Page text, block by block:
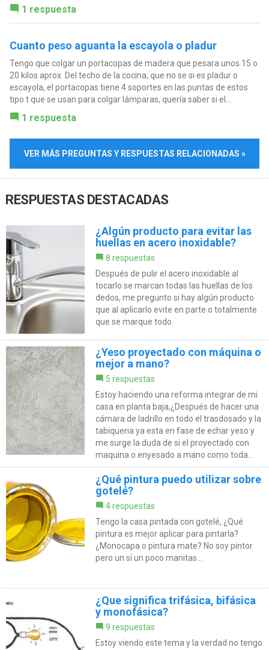
1 respuesta
Cuanto peso aguanta la escayola o pladur
Tengo que colgar un portacopas de madera que pesara unos 15 o
20 kilos aprox. Del techo de la cocina, que no se si es pladur o
escayola, el portacopas tiene 4 soportes en las puntas de estos
tipo t que se usan para colgar lámparas, quería saber si el...
1 respuesta
VER MÁS PREGUNTAS Y RESPUESTAS RELACIONADAS »
RESPUESTAS DESTACADAS
¿Algún producto para evitar las
huellas en acero inoxidable?
8 respuestas
Después de pulir el acero inoxidable al
tocarlo se marcan todas las huellas de los
dedos, me pregunto si hay algún producto
que al aplicarlo evite en parte o totalmente
que se marque todo.
¿Yeso proyectado con máquina o
mejor a mano?
5 respuestas
Estoy haciendo una reforma integrar de mi
casa en planta baja,¿Después de hacer una
cámara de ladrillo en todo el trasdosado y la
tabiqueria ya esta en fase de echar yeso y
me surge la duda de si el proyectado con
maquina o enyesado a mano como toda...
¿Qué pintura puedo utilizar sobre
gotelé?
4 respuestas
Tengo la casa pintada con gotelé, ¿Qué
pintura es mejor aplicar para pintarla?
¿Monocapa o pintura mate? No soy pintor
pero un sí un poco manitas...
¿Que significa trifásica, bifásica
y monofásica?
9 respuestas
Estoy viendo este tema y la verdad no tengo